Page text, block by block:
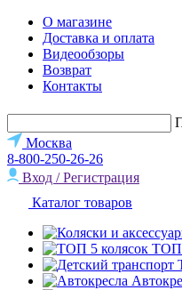
О магазине
Доставка и оплата
Видеообзоры
Возврат
Контакты
Москва
8-800-250-26-26
Вход / Регистрация
Каталог товаров
ТОП